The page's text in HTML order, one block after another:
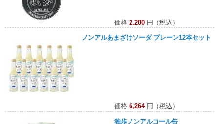
価格 2,200円（税込）
ノンアルあまざけソーダ プレーン12本セット
価格 6,264円（税込）
独歩ノンアルコール缶